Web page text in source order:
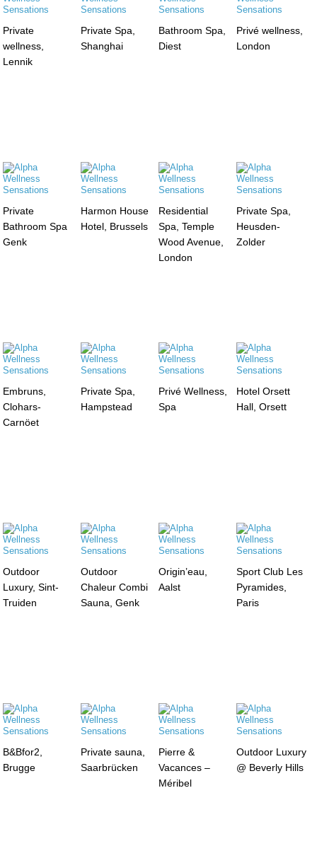
Private
wellness,
Lennik
Private Spa,
Shanghai
Bathroom Spa,
Diest
Privé wellness,
London
Private
Bathroom Spa
Genk
Harmon House
Hotel, Brussels
Residential
Spa, Temple
Wood Avenue,
London
Private Spa,
Heusden-
Zolder
Embruns,
Clohars-
Carnöet
Private Spa,
Hampstead
Privé Wellness,
Spa
Hotel Orsett
Hall, Orsett
Outdoor
Luxury, Sint-
Truiden
Outdoor
Chaleur Combi
Sauna, Genk
Origin’eau,
Aalst
Sport Club Les
Pyramides,
Paris
B&Bfor2,
Brugge
Private sauna,
Saarbrücken
Pierre &
Vacances –
Méribel
Outdoor Luxury
@ Beverly Hills